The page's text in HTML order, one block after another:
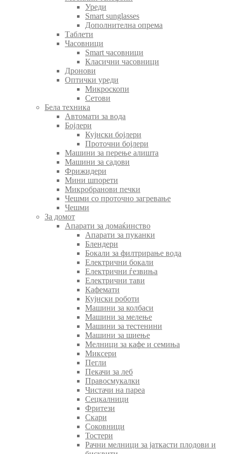
Уреди
Smart sunglasses
Дополнителна опрема
Таблети
Часовници
Smart часовници
Класични часовници
Дронови
Оптички уреди
Микроскопи
Сетови
Бела техника
Автомати за вода
Бојлери
Кујнски бојлери
Проточни бојлери
Машини за перење алишта
Машини за садови
Фрижидери
Мини шпорети
Микробранови печки
Чешми со проточно загревање
Чешми
За домот
Апарати за домаќинство
Апарати за пуканки
Блендери
Бокали за филтрирање вода
Електрични бокали
Електрични ѓезвиња
Електрични тави
Кафемати
Кујнски роботи
Машини за колбаси
Машини за мелење
Машини за тестенини
Машини за шиење
Мелници за кафе и семиња
Миксери
Пегли
Пекачи за леб
Правосмукалки
Чистачи на пареа
Сецкалници
Фритези
Скари
Соковници
Тостери
Рачни мелници за јаткасти плодови и